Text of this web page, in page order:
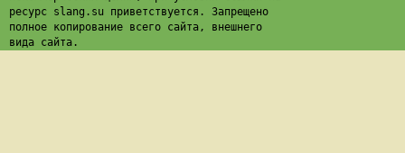
ресурс slang.su приветствуется. Запрещено
полное копирование всего сайта, внешнего
вида сайта.